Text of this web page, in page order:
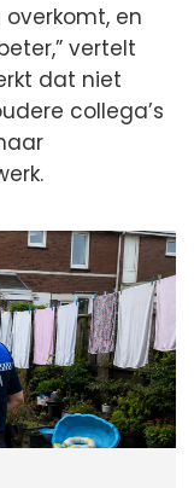
en
vertelt
dat niet
collega’s